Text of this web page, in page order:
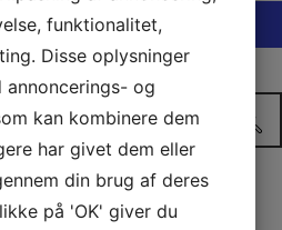
Næste indlæg
funktionalitet,
Disse oplysninger
og
kan kombinere dem
har givet dem eller
din brug af deres
på 'OK' giver du